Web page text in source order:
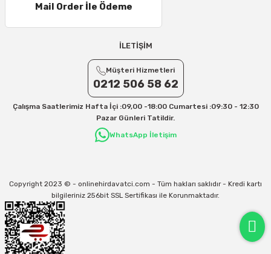
Mail Order İle Ödeme
İLETİŞİM
Müşteri Hizmetleri
0212 506 58 62
Çalışma Saatlerimiz Hafta İçi :09,00 -18:00 Cumartesi :09:30 - 12:30
Pazar Günleri Tatildir.
WhatsApp İletişim
Copyright 2023 © - onlinehirdavatci.com - Tüm hakları saklıdır - Kredi kartı
bilgileriniz 256bit SSL Sertifikası ile Korunmaktadır.